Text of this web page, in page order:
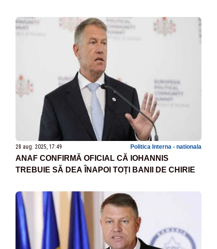
28 aug. 2025, 17:49 Politica Interna - nationala
ANAF CONFIRMĂ OFICIAL CĂ IOHANNIS
TREBUIE SĂ DEA ÎNAPOI TOȚI BANII DE CHIRIE